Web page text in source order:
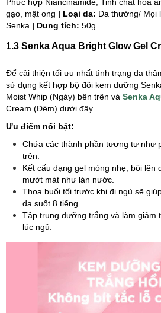
gạo, mật ong | Loại da: Da thường/ Mọi
Senka | Dung tích: 50g
1.3 Senka Aqua Bright Glow Gel
Để cải thiện tối ưu nhất tình trạng da
sử dụng kết hợp bộ đôi kem dưỡng
Moist Whip (Ngày) bên trên và Senka
Cream (Đêm) dưới đây.
Ưu điểm nổi bật:
Chứa các thành phần tương tự như
trên.
Kết cấu dạng gel mỏng nhẹ, bôi lên
mướt mát như làn nước.
Thoa buổi tối trước khi đi ngủ sẽ
da suốt 8 tiếng.
Tập trung dưỡng trắng và làm giảm
lúc ngủ.